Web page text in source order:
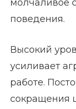
молчаливое
поведения.
Высокий
усиливает
работе.
сокращения